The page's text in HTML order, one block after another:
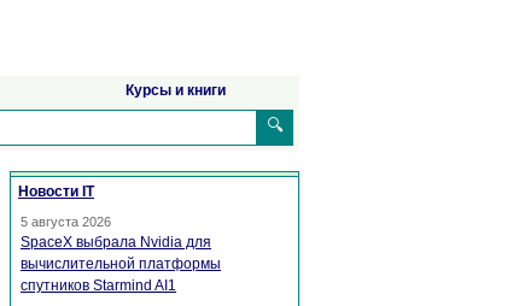
Курсы и книги
🔍
Новости IT
5 августа 2026
SpaceX выбрала Nvidia для
вычислительной платформы
спутников Starmind AI1